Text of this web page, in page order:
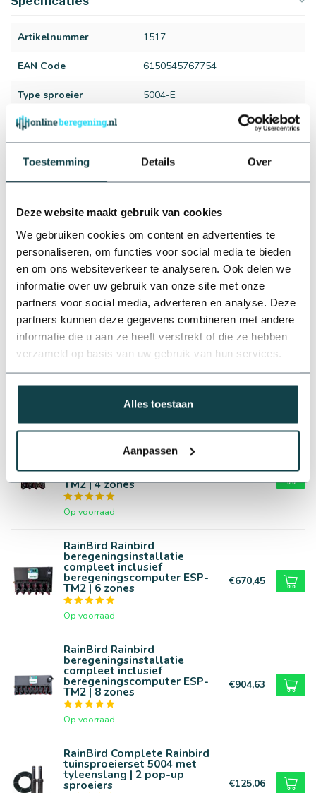
Toestemming Details Over
Deze website maakt gebruik van cookies
We gebruiken cookies om content en advertenties te
personaliseren, om functies voor social media te bieden
en om ons websiteverkeer te analyseren. Ook delen we
informatie over uw gebruik van onze site met onze
partners voor social media, adverteren en analyse. Deze
partners kunnen deze gegevens combineren met andere
informatie die u aan ze heeft verstrekt of die ze hebben
verzameld op basis van uw gebruik van hun services.
Alles toestaan
Aanpassen
Artikelnummer 1517
EAN Code 6150545767754
Type sproeier 5004-E
Aansluiting sproeier
Sproeibereik 10 t/m 15 meter
Waterverbruik 170 t/m 2.190 liter per uur
Aantal sproeiers 12 sproeiers
Diameter tyleenslang ø 32 mm
Merk Rainbird
Werkdruk 1.7 t/m 4.5 bar
Materiaal sproeier Kunststof
Reviews
Gerelateerde producten
RainBird Rainbird
beregeningsinstallatie
compleet inclusief
beregeningscomputer | 2 €376,39
beregeningsinstallatie
beregeningscomputer ESP-
TM2 | 4 zones
Op voorraad
RainBird Rainbird
beregeningsinstallatie
compleet inclusief
beregeningscomputer ESP-
TM2 | 6 zones
Op voorraad
€670,45
RainBird Rainbird
beregeningsinstallatie
compleet inclusief
beregeningscomputer ESP-
TM2 | 8 zones
Op voorraad
€904,63
RainBird Complete Rainbird
tuinsproeierset 5004 met
tyleenslang | 2 pop-up
sproeiers €125,06